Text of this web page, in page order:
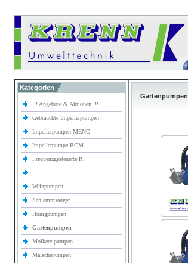
Kategorien
!!! Angebote & Aktionen !!!
Gebrauchte Impellerpumpen
Impellerpumpen MENC
Impellerpumpe BCM
Frequenzgesteuerte P.
Weinpumpen
Schlammsauger
Honigpumpen
Gartenpumpen
Molkereipumpen
Maischepumpen
Gartenpumpen